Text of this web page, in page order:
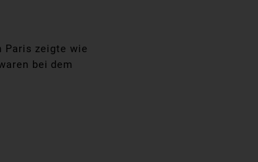
Paris zeigte wie
bei dem